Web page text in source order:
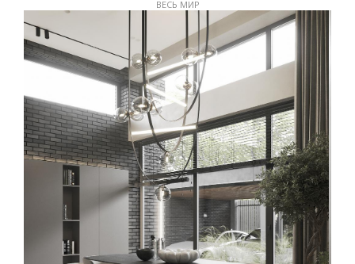
ВЕСЬ МИР